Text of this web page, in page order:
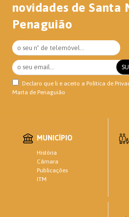
novidades de Santa
Penaguião
Declaro que li e aceito a Política de
Marta de Penaguião
MUNICÍPIO
História
Câmara
Publicações
ITM